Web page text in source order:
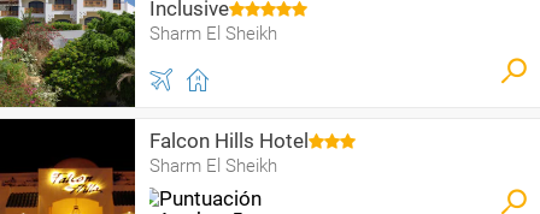
Inclusive
Sharm El Sheikh
Falcon Hills Hotel
Sharm El Sheikh